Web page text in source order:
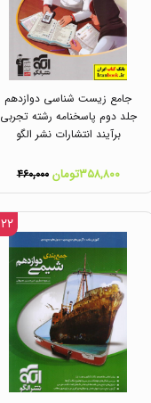
جامع زیست شناسی دوازدهم
جلد دوم پاسخنامه رشته تجربی
برآیند انتشارات نشر الگو
۳۵۸,۸۰۰تومان ۴۶۰,۰۰۰
۲۲ %